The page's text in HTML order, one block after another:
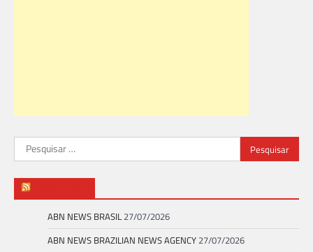
Pesquisar
por:
ABN NEWS BRASIL 27/07/2026
ABN NEWS BRAZILIAN NEWS AGENCY 27/07/2026